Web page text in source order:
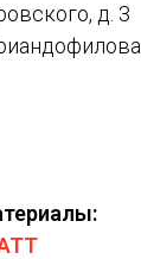
д. 3